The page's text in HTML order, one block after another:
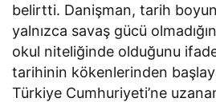
belirtti. Danişman, tarih
yalnızca savaş gücü
okul niteliğinde olduğunu
tarihinin kökenlerinden
Türkiye Cumhuriyeti’ne